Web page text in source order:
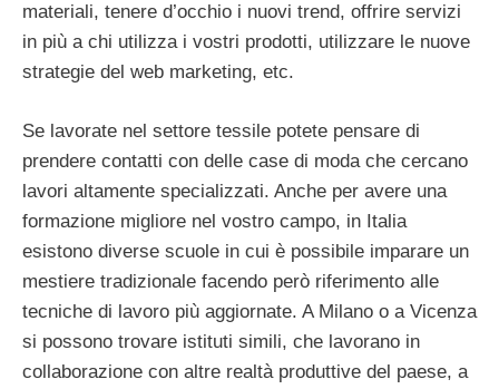
materiali, tenere d’occhio i nuovi trend, offrire servizi
in più a chi utilizza i vostri prodotti, utilizzare le nuove
strategie del web marketing, etc.
Se lavorate nel settore tessile potete pensare di
prendere contatti con delle case di moda che cercano
lavori altamente specializzati. Anche per avere una
formazione migliore nel vostro campo, in Italia
esistono diverse scuole in cui è possibile imparare un
mestiere tradizionale facendo però riferimento alle
tecniche di lavoro più aggiornate. A Milano o a Vicenza
si possono trovare istituti simili, che lavorano in
collaborazione con altre realtà produttive del paese, a